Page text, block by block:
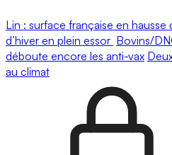
Lin : surface française en
d’hiver en plein essor Bovins/
déboute encore les anti-vax
au climat